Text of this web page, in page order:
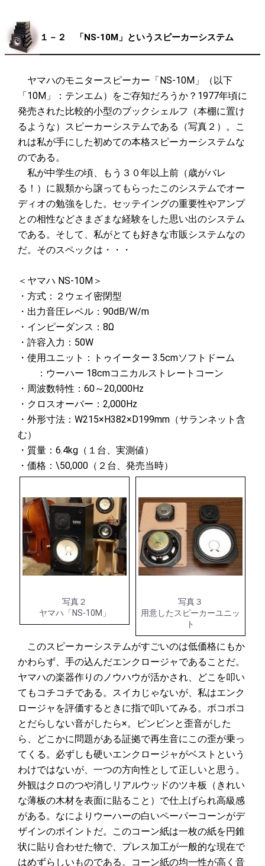
１－２ 「NS-10M」というスピーカーシステム
ヤマハのモニタースピーカー「NS-10M」（以下
「10M」：テンエム）をご存知だろうか？1977年頃に
発売された比較的小型のブックシェルフ（本棚に置け
るような）スピーカーシステムである（写真２）。こ
れは私が手にした初めての本格スピーカーシステムな
のである。
私が中学生の頃、もう３０年以上前（歳がバレ
る！）に親類から譲ってもらったこのシステムでオー
ディオの勉強をした。セッテイングの重要性やアンプ
との相性などさまざまな経験をした思い出のシステム
である。そして、私がとても好きな市販システムなの
だ。そのスペックは・・・
＜ヤマハ NS-10M＞
・方式：２ウェイ密閉型
・出力音圧レベル：90dB/W/m
・インピーダンス：8Ω
・許容入力：50W
・使用ユニット：トゥイーター 3.5cmソフトドーム
：ウーハー 18cmコニカルストレートコーン
・周波数特性：60～20,000Hz
・クロスオーバー：2,000Hz
・外形寸法：W215×H382×D199mm（サランネット含
む）
・質量：6.4kg（１台、実測値）
・価格：\50,000（２台、発売当時）
写真２
ヤマハ「NS-10M」
写真３
用意したスピーカーユニッ
ト
このスピーカーシステムがすごいのは低価格にもか
かわらず、手の込んだエンクロージャであることだ。
ヤマハの楽器作りのノウハウが活かされ、どこを叩い
てもコチコチである。スイカじゃないが、私はエンク
ロージャを評価するときに指で叩いてみる。ボコボコ
とだらしない音がしたら×。ビンビンと歪音がした
ら、どこかに問題がある証拠で再生音にこの歪が乗っ
てくる。必ずしも硬いエンクロージャがベストという
わけではないが、一つの方向性として正しいと思う。
外観はクロのつや消しリアルウッドのツキ板（きれい
な薄板の木材を表面に貼ること）で仕上げられ高級感
がある。なによりウーハーの白いペーパーコーンがデ
ザインのポイントだ。このコーン紙は一枚の紙を円錐
状に貼り合わせた物で、プレス加工が一般的な現在で
はめずらしいものである。コーン紙の均一性が高く音